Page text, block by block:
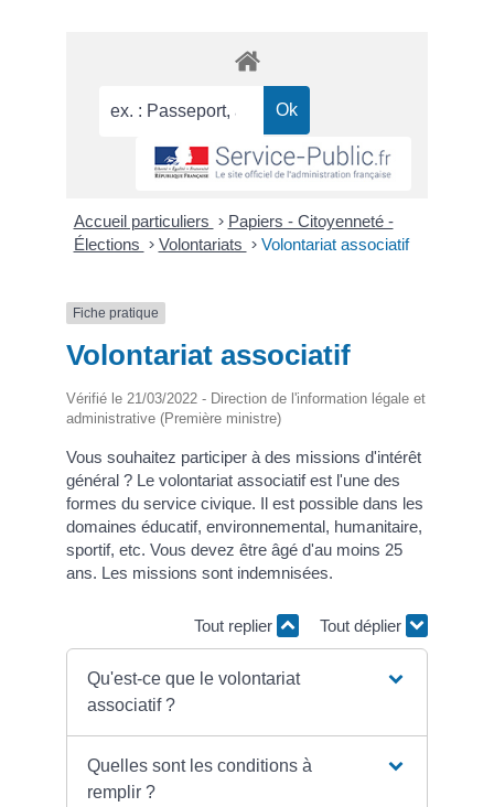
Accueil particuliers > Papiers - Citoyenneté -
Élections > Volontariats > Volontariat associatif
Fiche pratique
Volontariat associatif
Vérifié le 21/03/2022 - Direction de l'information légale et
administrative (Première ministre)
Vous souhaitez participer à des missions d'intérêt
général ? Le volontariat associatif est l'une des
formes du service civique. Il est possible dans les
domaines éducatif, environnemental, humanitaire,
sportif, etc. Vous devez être âgé d'au moins 25
ans. Les missions sont indemnisées.
Tout replier Tout déplier
Qu'est-ce que le volontariat
associatif ?
Quelles sont les conditions à
remplir ?